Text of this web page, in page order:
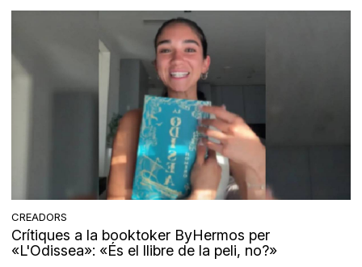
CREADORS
Crítiques a la booktoker ByHermos per
«L'Odissea»: «És el llibre de la peli, no?»